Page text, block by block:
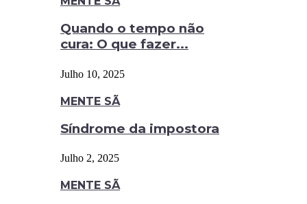
Quando o tempo não
cura: O que fazer...
Julho 10, 2025
MENTE SÃ
Síndrome da impostora
Julho 2, 2025
MENTE SÃ